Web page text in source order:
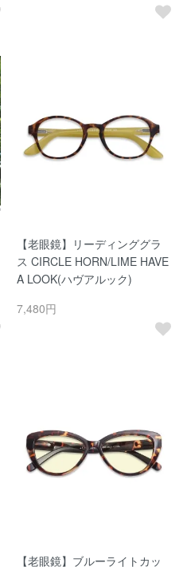
【老眼鏡】リーディンググラ
ス CIRCLE HORN/LIME HAVE
A LOOK(ハヴアルック)
7,480円
【老眼鏡】ブルーライトカッ